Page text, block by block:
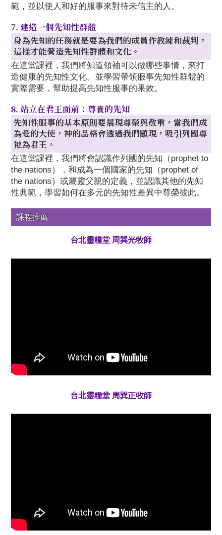
範，並以使人和好的服事來對待未信主的人。
7. 建造一個先知性群體
身為先知的任務就是要為我們的成員作教練和裁判，
這樣才能營造先知性群體和文化。
在這堂課裡，我們將知道領袖可以做哪些事情，來打
造健康的先知性文化。並學習帶領服事先知性群體的
實際需要，幫助提高先知性服事的果效。
8. 站立在君王面前：尊貴的先知
先知性服事的基本原則要展現尊榮與敬重，當我們成
為愛的大使，神的品格會透過我們顯現，吸引列國尊
祂為君王。
在這堂課裡，我們將會認識作列國的先知（prophet to
the nations），和成為一個國家的先知（prophet of
the nations）或屬靈父親的定義，並認識其他的先知
性典範，學習如何在多元的先知性差異中尊榮彼此。
課程推薦
台北靈糧堂 周巽光牧師
台北靈糧堂 周巽正牧師